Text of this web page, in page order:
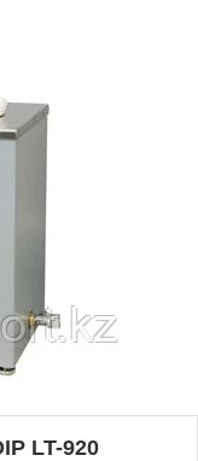
LT-920